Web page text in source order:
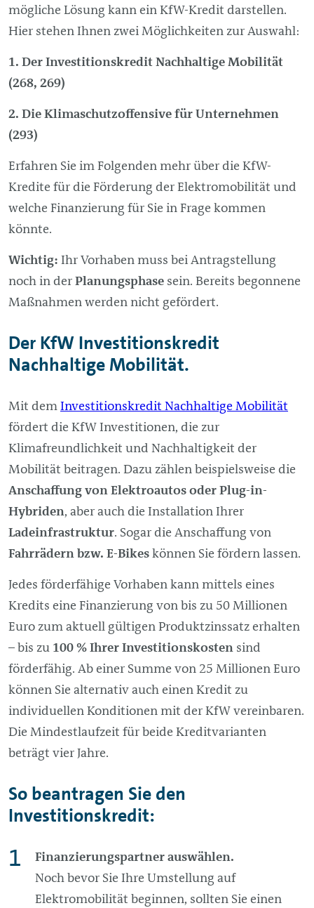
mögliche Lösung kann ein KfW-Kredit darstellen.
Hier stehen Ihnen zwei Möglichkeiten zur Auswahl:
Der Investitionskredit Nachhaltige Mobilität
(268, 269)
Die Klimaschutzoffensive für Unternehmen
(293)
Erfahren Sie im Folgenden mehr über die KfW-
Kredite für die Förderung der Elektromobilität und
welche Finanzierung für Sie in Frage kommen
könnte.
Wichtig: Ihr Vorhaben muss bei Antragstellung
noch in derPlanungsphase sein. Bereits begonnene
Maßnahmen werden nicht gefördert.
Der KfW Investitionskredit
Nachhaltige Mobilität.
Mit demInvestitionskredit Nachhaltige Mobilität
fördert die KfW Investitionen, die zur
Klimafreundlichkeit und Nachhaltigkeit der
Mobilität beitragen. Dazu zählen beispielsweise die
Anschaffung von Elektroautos oderPlug-in-
Hybriden, aber auch die Installation Ihrer
Ladeinfrastruktur. Sogar die Anschaffung von
Fahrrädern bzw. E-Bikeskönnen Sie fördern lassen.
Jedes förderfähige Vorhaben kann mittels eines
Kredits eine Finanzierung von bis zu 50 Millionen
Euro zum aktuell gültigen Produktzinssatz erhalten
– bis zu 100 % Ihrer Investitionskosten sind
förderfähig. Ab einer Summe von 25 Millionen Euro
können Sie alternativ auch einen Kredit zu
individuellen Konditionen mit der KfW vereinbaren.
Die Mindestlaufzeit für beide Kreditvarianten
beträgt vier Jahre.
So beantragen Sie den
Investitionskredit:
Finanzierungspartner auswählen.
Noch bevor Sie Ihre Umstellung auf
Elektromobilität beginnen, sollten Sie einen